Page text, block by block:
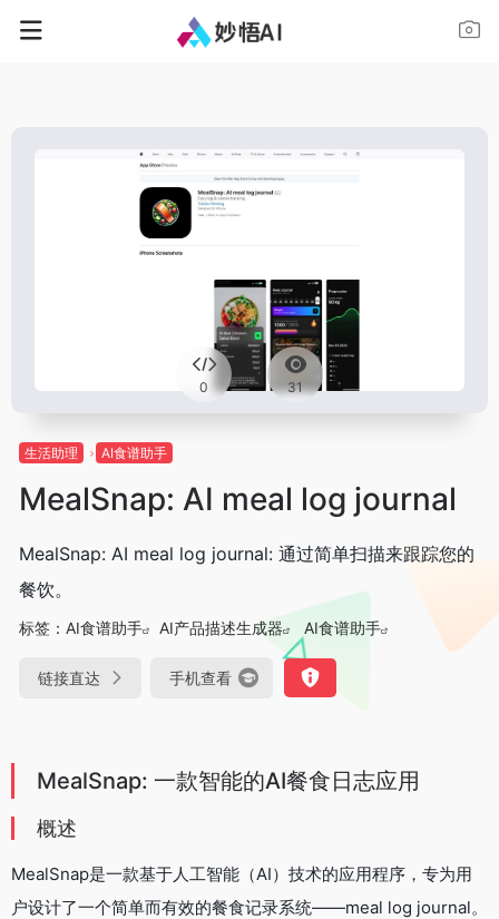
0 31
生活助理 AI食谱助手
MealSnap: AI meal log journal
MealSnap: AI meal log journal: 通过简单扫描来跟踪您的
餐饮。
标签： AI食谱助手 AI产品描述生成器 AI食谱助手
链接直达 手机查看
MealSnap: 一款智能的AI餐食日志应用
概述
MealSnap是一款基于人工智能（AI）技术的应用程序，专为用
户设计了一个简单而有效的餐食记录系统——meal log journal。